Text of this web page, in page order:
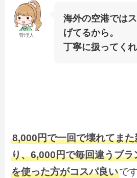
管理人
海外の空港では
げてるから。
丁寧に扱ってくれ
8,000円で一回で壊れてま
り、6,000円で毎回違うブラ
を使った方がコスパ良いで